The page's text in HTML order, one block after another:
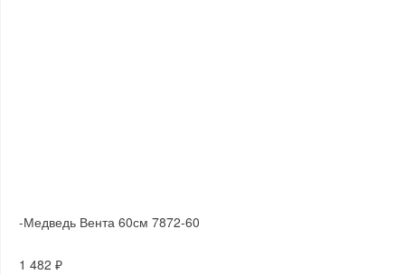
-Медведь Вента 60см 7872-60
1 482 ₽